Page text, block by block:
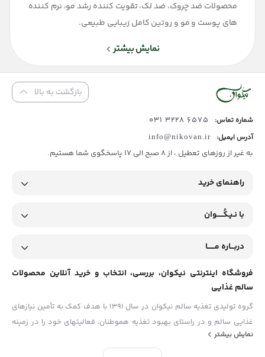
محصولات ضد چروک، ضد لک، تقویت کننده رشد مو، نرم‌ کننده
های پوست و مو و روتین کامل زیبایی طبیعی.
نمایش بیشتر
بازگشت به بالا
شماره تماس: 6575 3228 031
آدرس ایمیل: info@nikovan.ir
به غیر از روزهای تعطیل ، از 8 صبح الی 17 پاسخگوی شما هستیم.
راهنمای خرید
با نـیـکُـــــوان
دربـــاره مــــــا
فروشگاه اینترنتی نیکوان، بررسی، انتخاب و خرید آنلاین محصولات
سالم غذایی
گروه تولیدی تغذیه سالم نیکوان در سال ۱۳۹۱ با هدف کمک به تأمین نیازهای
غذایی سالم و در راستای بهبود تغذیه هموطنان، فعالیتهای خود را در زمینه‏
های ارائه مواد غذایی ارگانیک (بکر) و عاری از هرگونه مواد غیرطبیعی و
شیمیایی و نیز مطالعه و پژوهش در مورد خواص غذایی و دارویی مواد
نمایش بیشتر